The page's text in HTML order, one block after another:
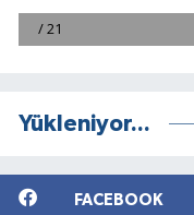
Yükleniyor...
FACEBOOK